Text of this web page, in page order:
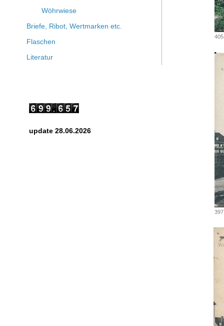
Wöhrwiese
Briefe, Ribot, Wertmarken etc.
Flaschen
Literatur
update 28.06.2026